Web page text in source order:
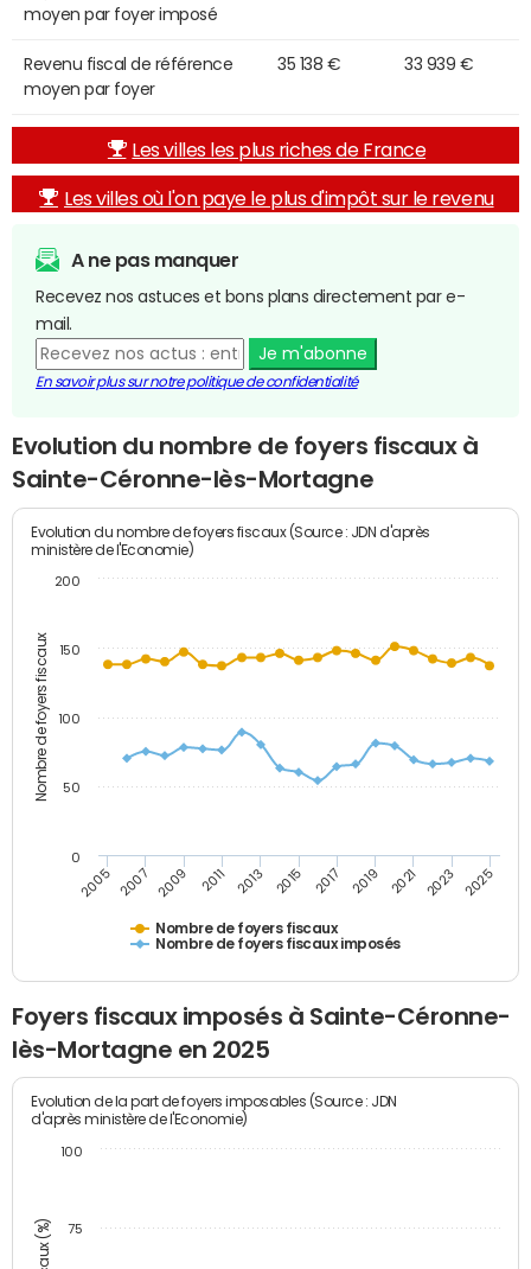
moyen par foyer imposé
Revenu fiscal de référence
moyen par foyer
35 138 € 33 939 €
Les villes les plus riches de France
Les villes où l'on paye le plus d'impôt sur le revenu
A ne pas manquer
Recevez nos astuces et bons plans directement par e-
mail.
Je m'abonne
En savoir plus sur notre politique de confidentialité
Evolution du nombre de foyers fiscaux à
Sainte-Céronne-lès-Mortagne
Nombre de foyers fiscaux
Evolution du nombre de foyers fiscaux (Source : JDN d'après
ministère de l'Economie)
Nombre de foyers fiscaux
Nombre de foyers fiscaux imposés
2005 2007 2009 2011 2013 2015 2017 2019 2021 2023 2025
0
50
100
150
200
Foyers fiscaux imposés à Sainte-Céronne-
lès-Mortagne en 2025
Evolution de la part de foyers imposables (Source : JDN
d'après ministère de l'Economie)
75
100